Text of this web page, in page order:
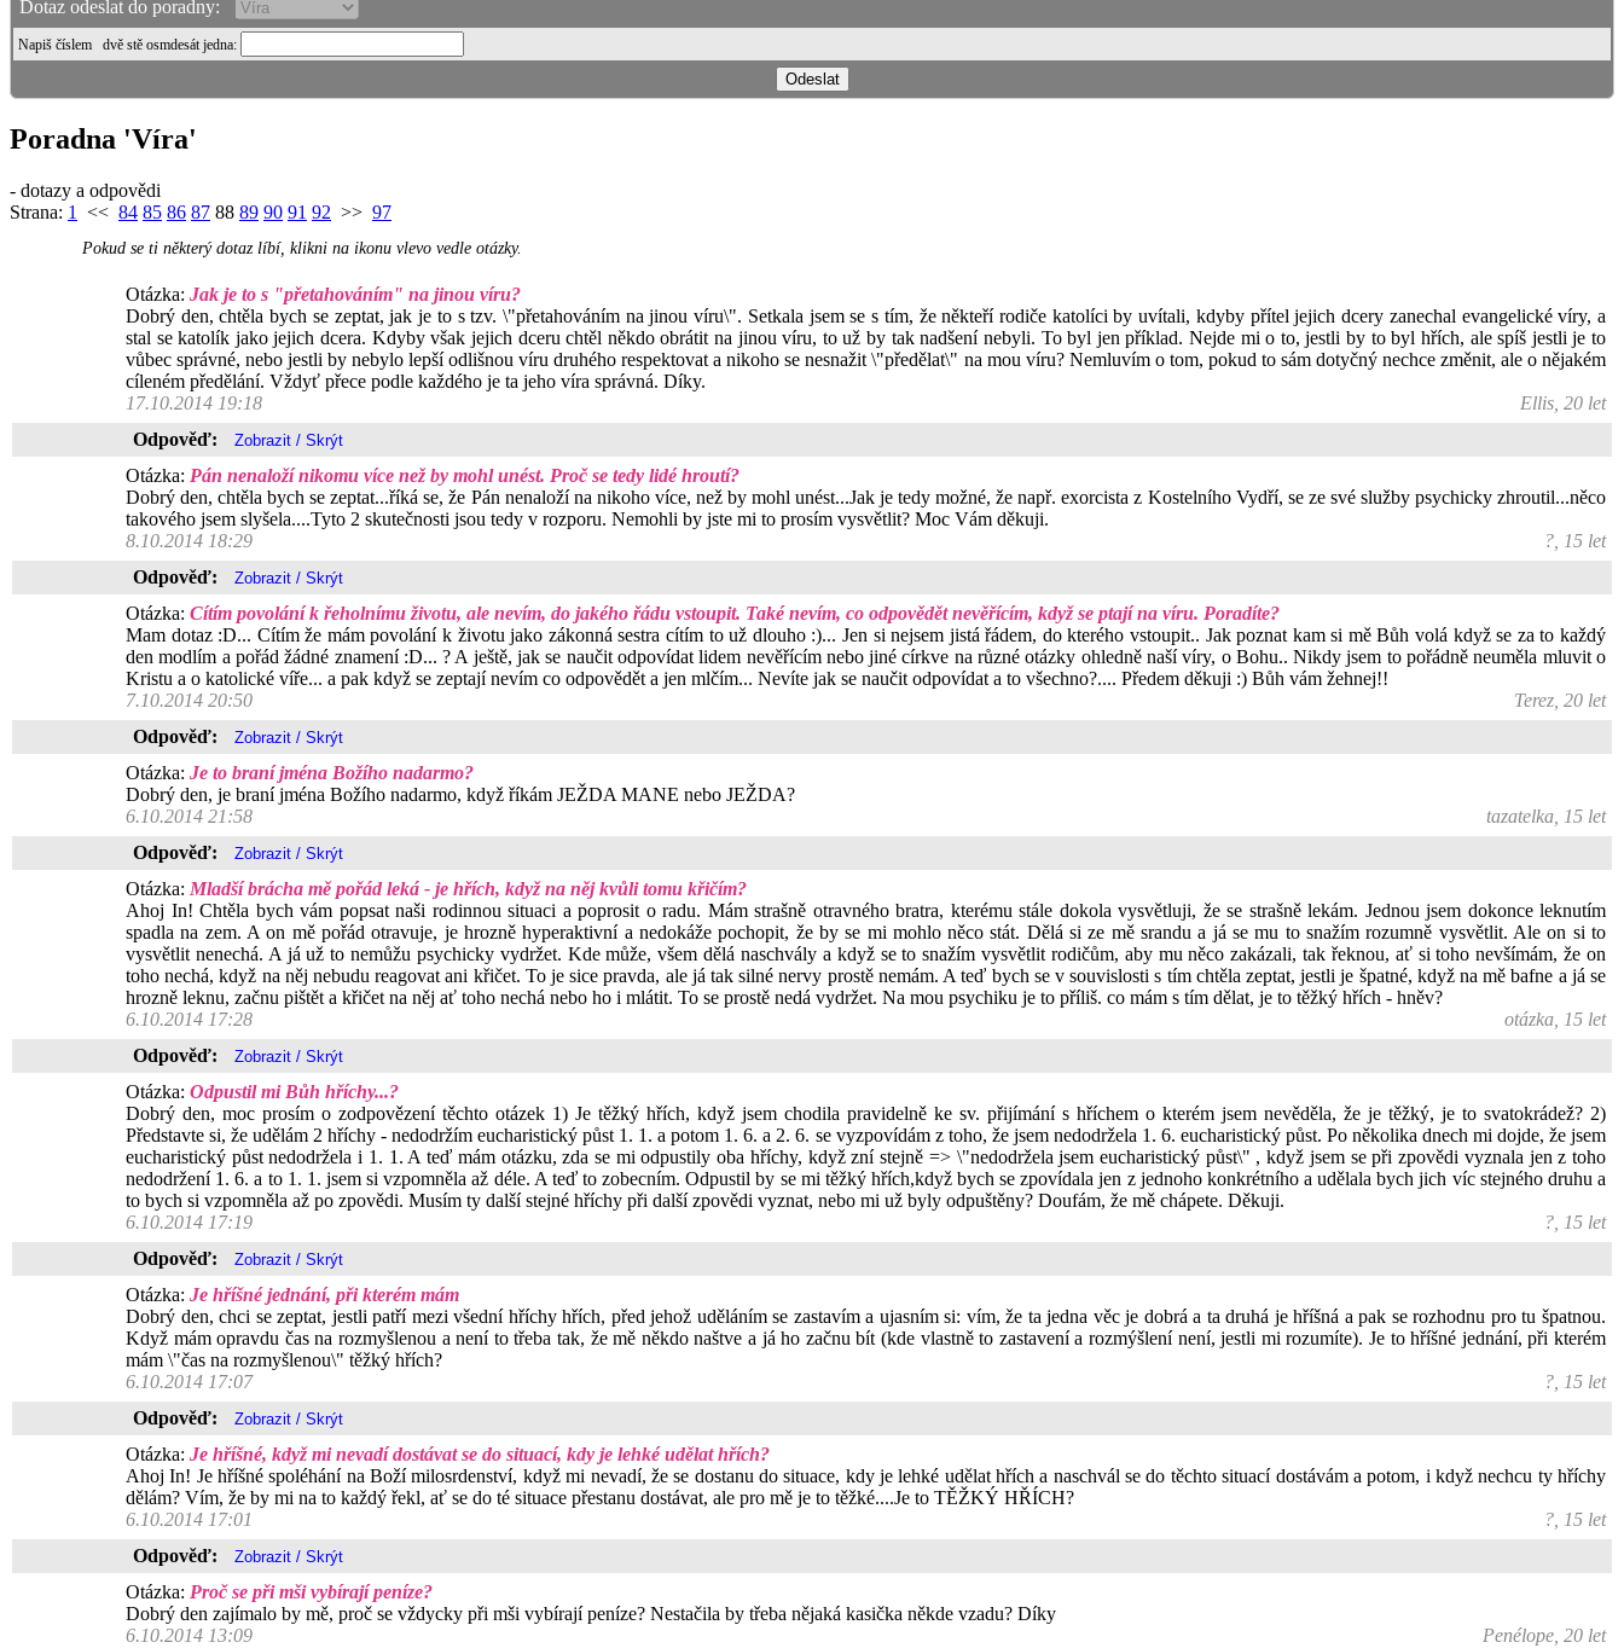
Dotaz odeslat do poradny:
Napiš číslem dvě stě osmdesát jedna:
Poradna 'Víra'
- dotazy a odpovědi
Strana: 1 << 84 85 86 87 88 89 90 91 92 >> 97
Pokud se ti některý dotaz líbí, klikni na ikonu vlevo vedle otázky.
Otázka: Jak je to s "přetahováním" na jinou víru?
Dobrý den, chtěla bych se zeptat, jak je to s tzv. \"přetahováním na jinou víru\". Setkala jsem se s tím, že někteří rodiče katolíci by uvítali, kdyby přítel jejich dcery zanechal evangelické víry, a
stal se katolík jako jejich dcera. Kdyby však jejich dceru chtěl někdo obrátit na jinou víru, to už by tak nadšení nebyli. To byl jen příklad. Nejde mi o to, jestli by to byl hřích, ale spíš jestli je to
vůbec správné, nebo jestli by nebylo lepší odlišnou víru druhého respektovat a nikoho se nesnažit \"předělat\" na mou víru? Nemluvím o tom, pokud to sám dotyčný nechce změnit, ale o nějakém
cíleném předělání. Vždyť přece podle každého je ta jeho víra správná. Díky.
17.10.2014 19:18
Ellis, 20 let
Odpověď:
Otázka: Pán nenaloží nikomu více než by mohl unést. Proč se tedy lidé hroutí?
Dobrý den, chtěla bych se zeptat...říká se, že Pán nenaloží na nikoho více, než by mohl unést...Jak je tedy možné, že např. exorcista z Kostelního Vydří, se ze své služby psychicky zhroutil...něco
takového jsem slyšela....Tyto 2 skutečnosti jsou tedy v rozporu. Nemohli by jste mi to prosím vysvětlit? Moc Vám děkuji.
8.10.2014 18:29
?, 15 let
Odpověď:
Otázka: Cítím povolání k řeholnímu životu, ale nevím, do jakého řádu vstoupit. Také nevím, co odpovědět nevěřícím, když se ptají na víru. Poradíte?
Mam dotaz :D... Cítím že mám povolání k životu jako zákonná sestra cítím to už dlouho :)... Jen si nejsem jistá řádem, do kterého vstoupit.. Jak poznat kam si mě Bůh volá když se za to každý
den modlím a pořád žádné znamení :D... ? A ještě, jak se naučit odpovídat lidem nevěřícím nebo jiné církve na různé otázky ohledně naší víry, o Bohu.. Nikdy jsem to pořádně neuměla mluvit o
Kristu a o katolické víře... a pak když se zeptají nevím co odpovědět a jen mlčím... Nevíte jak se naučit odpovídat a to všechno?.... Předem děkuji :) Bůh vám žehnej!!
7.10.2014 20:50
Terez, 20 let
Odpověď:
Otázka: Je to braní jména Božího nadarmo?
Dobrý den, je braní jména Božího nadarmo, když říkám JEŽDA MANE nebo JEŽDA?
6.10.2014 21:58
tazatelka, 15 let
Odpověď:
Otázka: Mladší brácha mě pořád leká - je hřích, když na něj kvůli tomu křičím?
Ahoj In! Chtěla bych vám popsat naši rodinnou situaci a poprosit o radu. Mám strašně otravného bratra, kterému stále dokola vysvětluji, že se strašně lekám. Jednou jsem dokonce leknutím
spadla na zem. A on mě pořád otravuje, je hrozně hyperaktivní a nedokáže pochopit, že by se mi mohlo něco stát. Dělá si ze mě srandu a já se mu to snažím rozumně vysvětlit. Ale on si to
vysvětlit nenechá. A já už to nemůžu psychicky vydržet. Kde může, všem dělá naschvály a když se to snažím vysvětlit rodičům, aby mu něco zakázali, tak řeknou, ať si toho nevšímám, že on
toho nechá, když na něj nebudu reagovat ani křičet. To je sice pravda, ale já tak silné nervy prostě nemám. A teď bych se v souvislosti s tím chtěla zeptat, jestli je špatné, když na mě bafne a já se
hrozně leknu, začnu pištět a křičet na něj ať toho nechá nebo ho i mlátit. To se prostě nedá vydržet. Na mou psychiku je to příliš. co mám s tím dělat, je to těžký hřích - hněv?
6.10.2014 17:28
otázka, 15 let
Odpověď:
Otázka: Odpustil mi Bůh hříchy...?
Dobrý den, moc prosím o zodpovězení těchto otázek 1) Je těžký hřích, když jsem chodila pravidelně ke sv. přijímání s hříchem o kterém jsem nevěděla, že je těžký, je to svatokrádež? 2)
Představte si, že udělám 2 hříchy - nedodržím eucharistický půst 1. 1. a potom 1. 6. a 2. 6. se vyzpovídám z toho, že jsem nedodržela 1. 6. eucharistický půst. Po několika dnech mi dojde, že jsem
eucharistický půst nedodržela i 1. 1. A teď mám otázku, zda se mi odpustily oba hříchy, když zní stejně => \"nedodržela jsem eucharistický půst\" , když jsem se při zpovědi vyznala jen z toho
nedodržení 1. 6. a to 1. 1. jsem si vzpomněla až déle. A teď to zobecním. Odpustil by se mi těžký hřích,když bych se zpovídala jen z jednoho konkrétního a udělala bych jich víc stejného druhu a
to bych si vzpomněla až po zpovědi. Musím ty další stejné hříchy při další zpovědi vyznat, nebo mi už byly odpuštěny? Doufám, že mě chápete. Děkuji.
6.10.2014 17:19
?, 15 let
Odpověď:
Otázka: Je hříšné jednání, při kterém mám
Dobrý den, chci se zeptat, jestli patří mezi všední hříchy hřích, před jehož uděláním se zastavím a ujasním si: vím, že ta jedna věc je dobrá a ta druhá je hříšná a pak se rozhodnu pro tu špatnou.
Když mám opravdu čas na rozmyšlenou a není to třeba tak, že mě někdo naštve a já ho začnu bít (kde vlastně to zastavení a rozmýšlení není, jestli mi rozumíte). Je to hříšné jednání, při kterém
mám \"čas na rozmyšlenou\" těžký hřích?
6.10.2014 17:07
?, 15 let
Odpověď:
Otázka: Je hříšné, když mi nevadí dostávat se do situací, kdy je lehké udělat hřích?
Ahoj In! Je hříšné spoléhání na Boží milosrdenství, když mi nevadí, že se dostanu do situace, kdy je lehké udělat hřích a naschvál se do těchto situací dostávám a potom, i když nechcu ty hříchy
dělám? Vím, že by mi na to každý řekl, ať se do té situace přestanu dostávat, ale pro mě je to těžké....Je to TĚŽKÝ HŘÍCH?
6.10.2014 17:01
?, 15 let
Odpověď:
Otázka: Proč se při mši vybírají peníze?
Dobrý den zajímalo by mě, proč se vždycky při mši vybírají peníze? Nestačila by třeba nějaká kasička někde vzadu? Díky
6.10.2014 13:09
Penélope, 20 let